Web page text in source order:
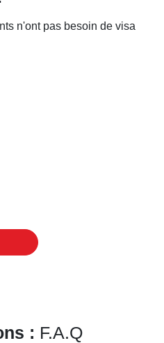
n'ont pas besoin de visa
: F.A.Q